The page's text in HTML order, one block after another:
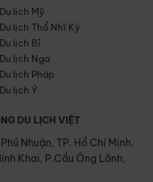
Du lịch Mỹ
Du lịch Thổ Nhĩ Kỳ
Du lịch Bỉ
Du lịch Nga
Du lịch Pháp
Du lịch Ý
DU LỊCH VIỆT
Nhuận, TP. Hồ Chí Minh.
Khai, P.Cầu Ông Lãnh,